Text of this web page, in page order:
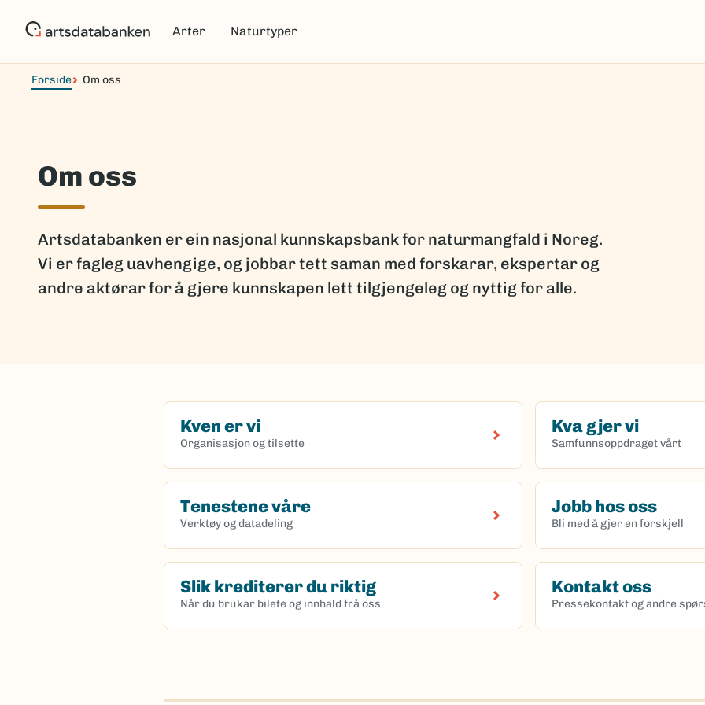
Arter Naturtyper
Forside Om oss
Om oss
Artsdatabanken er ein nasjonal kunnskapsbank for naturmangfald i Noreg.
Vi er fagleg uavhengige, og jobbar tett saman med forskarar, ekspertar og
andre aktørar for å gjere kunnskapen lett tilgjengeleg og nyttig for alle.
Kven er vi
Organisasjon og tilsette
Kva gjer vi
Samfunnsoppdraget vårt
Tenestene våre
Verktøy og datadeling
Jobb hos oss
Bli med å gjer en forskjell
Slik krediterer du riktig
Når du brukar bilete og innhald frå oss
Kontakt oss
Pressekontakt og andre